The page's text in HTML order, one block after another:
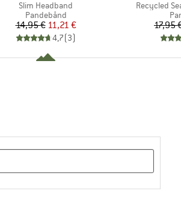
Artikel
Slim Headband
Produktgruppe
Pandebånd
Pris
14,95 €Nedsat pris
11,21 €
4,7(3)
Artikel
Recycled
17,95